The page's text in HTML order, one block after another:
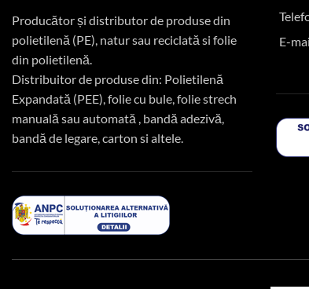
Producător și distributor de produse din
polietilenă (PE), natur sau reciclată si folie
din polietilenă.
Distribuitor de produse din: Polietilenă
Expandată (PEE), folie cu bule, folie strech
manuală sau automată , bandă adezivă,
bandă de legare, carton si altele.
E-